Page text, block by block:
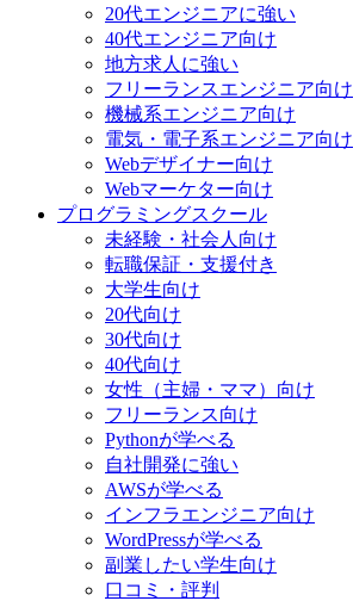
20代エンジニアに強い
40代エンジニア向け
地方求人に強い
フリーランスエンジニア向け
機械系エンジニア向け
電気・電子系エンジニア向け
Webデザイナー向け
Webマーケター向け
プログラミングスクール
未経験・社会人向け
転職保証・支援付き
大学生向け
20代向け
30代向け
40代向け
女性（主婦・ママ）向け
フリーランス向け
Pythonが学べる
自社開発に強い
AWSが学べる
インフラエンジニア向け
WordPressが学べる
副業したい学生向け
口コミ・評判